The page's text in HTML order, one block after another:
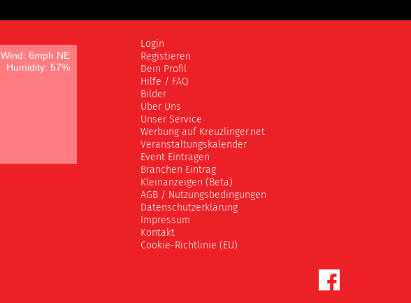
Wind: 6mph NE
Humidity: 57%
Login
Registieren
Dein Profil
Hilfe / FAQ
Bilder
Über Uns
Unser Service
Werbung auf Kreuzlinger.net
Veranstaltungskalender
Event Eintragen
Branchen Eintrag
Kleinanzeigen (Beta)
AGB / Nutzungsbedingungen
Datenschutzerklärung
Impressum
Kontakt
Cookie-Richtlinie (EU)